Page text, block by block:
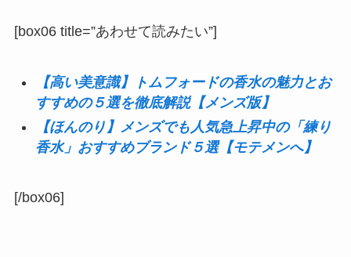
[box06 title=”あわせて読みたい”]
【高い美意識】トムフォードの香水の魅力とお
すすめの５選を徹底解説【メンズ版】
【ほんのり】メンズでも人気急上昇中の「練り
香水」おすすめブランド５選【モテメンへ】
[/box06]